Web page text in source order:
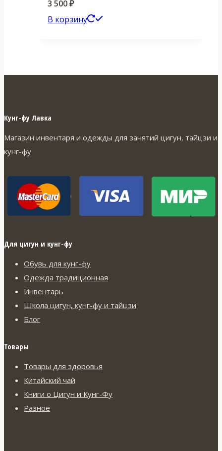
3 500₽
В корзину
Кунг-фу Лавка
Магазин инвентаря и одежды для занятий цигун, тайцзи и
кунг-фу
Для цигун и кунг-фу
Обувь для кунг-фу
Одежда традиционная
Инвентарь
Школа цигун, кунг-фу и тайцзи
Блог
Товары
Товары для здоровья
Китайский чай
Книги о Цигун и Кунг-Фу
Разное